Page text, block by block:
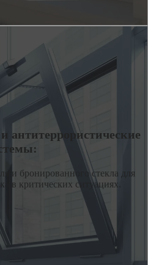
и бронированного стекла для
в критических ситуациях.